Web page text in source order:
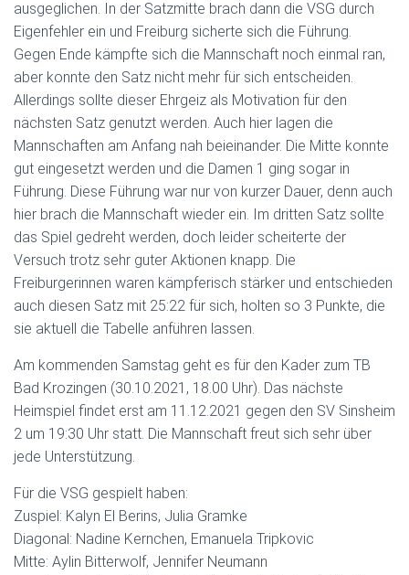
ausgeglichen. In der Satzmitte brach dann die VSG durch
Eigenfehler ein und Freiburg sicherte sich die Führung.
Gegen Ende kämpfte sich die Mannschaft noch einmal ran,
aber konnte den Satz nicht mehr für sich entscheiden.
Allerdings sollte dieser Ehrgeiz als Motivation für den
nächsten Satz genutzt werden. Auch hier lagen die
Mannschaften am Anfang nah beieinander. Die Mitte konnte
gut eingesetzt werden und die Damen 1 ging sogar in
Führung. Diese Führung war nur von kurzer Dauer, denn auch
hier brach die Mannschaft wieder ein. Im dritten Satz sollte
das Spiel gedreht werden, doch leider scheiterte der
Versuch trotz sehr guter Aktionen knapp. Die
Freiburgerinnen waren kämpferisch stärker und entschieden
auch diesen Satz mit 25:22 für sich, holten so 3 Punkte, die
sie aktuell die Tabelle anführen lassen.
Am kommenden Samstag geht es für den Kader zum TB
Bad Krozingen (30.10.2021, 18.00 Uhr). Das nächste
Heimspiel findet erst am 11.12.2021 gegen den SV Sinsheim
2 um 19:30 Uhr statt. Die Mannschaft freut sich sehr über
jede Unterstützung.
Für die VSG gespielt haben:
Zuspiel: Kalyn El Berins, Julia Gramke
Diagonal: Nadine Kernchen, Emanuela Tripkovic
Mitte: Aylin Bitterwolf, Jennifer Neumann